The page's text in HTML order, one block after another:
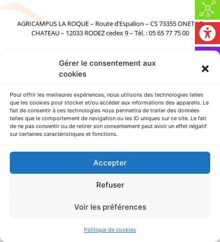
Gérer le consentement aux
cookies
Pour offrir les meilleures expériences, nous utilisons des technologies telles
que les cookies pour stocker et/ou accéder aux informations des appareils. Le
fait de consentir à ces technologies nous permettra de traiter des données
telles que le comportement de navigation ou les ID uniques sur ce site. Le fait
de ne pas consentir ou de retirer son consentement peut avoir un effet négatif
sur certaines caractéristiques et fonctions.
Accepter
Refuser
Voir les préférences
Politique de cookies
AGRICAMPUS LA ROQUE – Route d’Espalion – CS 73355 ONET LE
CHATEAU – 12033 RODEZ cedex 9 – Tèl. : 05 65 77 75 00
Copyright © 2025 EPLEFPA Rodez La Roque. Tous droits réservés.
En utilisant ce site Internet, vous signifiez votre accord avec ses
conditions d’utilisation.